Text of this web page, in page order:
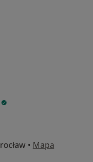
• Mapa